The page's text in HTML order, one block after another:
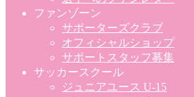
ファンゾーン
サポーターズクラブ
オフィシャルショップ
サポートスタッフ募集
サッカースクール
ジュニアユース U-15